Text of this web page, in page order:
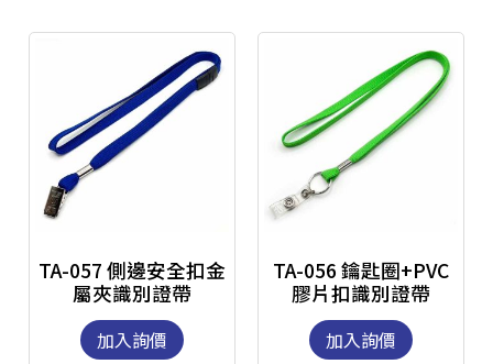
TA-057 側邊安全扣金
屬夾識別證帶
加入詢價
TA-056 鑰匙圈+PVC
膠片扣識別證帶
加入詢價